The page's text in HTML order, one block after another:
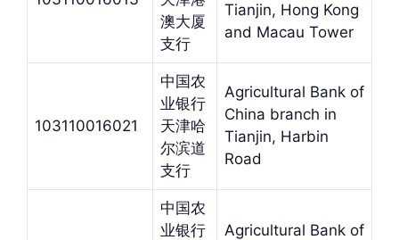
澳大厦
支行
Tianjin, Hong Kong
and Macau Tower
103110016021
中国农
业银行
天津哈
尔滨道
支行
Agricultural Bank of
China branch in
Tianjin, Harbin
Road
中国农
业银行
Agricultural Bank of